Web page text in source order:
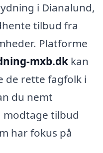
i Dianalund,
tilbud fra
Platforme
mxb.dk kan
de rette fagfolk i
du nemt
modtage tilbud
har fokus på